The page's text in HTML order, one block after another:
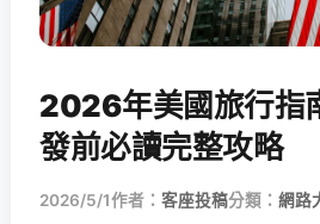
2026年美國旅行指
發前必讀完整攻略
2026/5/1作者： 客座投稿分類： 網路